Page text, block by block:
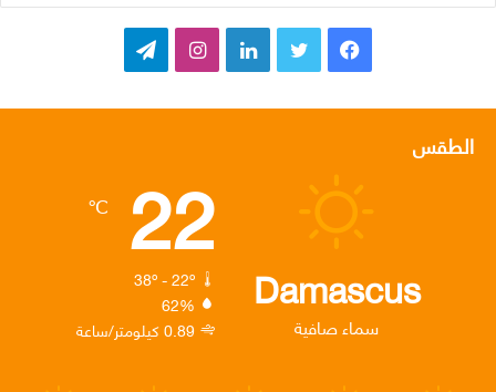
ب
و
ق
ر
ا
ر
ا
الطقس
Damascus
سماء صافية
22
℃
38º - 22º
62%
0.89 كيلومتر/ساعة